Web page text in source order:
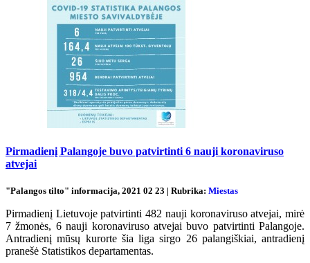
Pirmadienį Palangoje buvo patvirtinti 6 nauji koronaviruso
atvejai
"Palangos tilto" informacija, 2021 02 23 | Rubrika: Miestas
Pirmadienį Lietuvoje patvirtinti 482 nauji koronaviruso atvejai, mirė
7 žmonės, 6 nauji koronaviruso atvejai buvo patvirtinti Palangoje.
Antradienį mūsų kurorte šia liga sirgo 26 palangiškiai, antradienį
pranešė Statistikos departamentas.